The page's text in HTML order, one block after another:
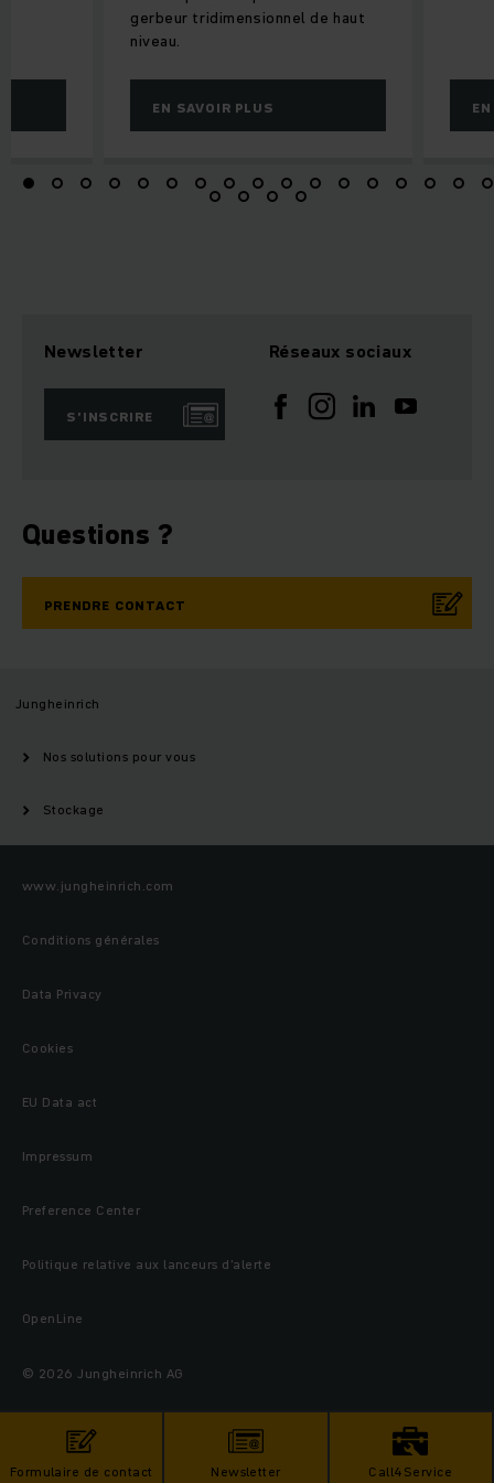
Formulaire de contact Newsletter Call4Service
gerbeur tridimensionnel de haut
niveau.
EN SAVOIR PLUS
Newsletter
S’INSCRIRE
Réseaux sociaux
Questions ?
PRENDRE CONTACT
Jungheinrich
Nos solutions pour vous
Stockage
www.jungheinrich.com
Conditions générales
Data Privacy
Cookies
EU Data act
Impressum
Preference Center
Politique relative aux lanceurs d’alerte
OpenLine
© 2026 Jungheinrich AG